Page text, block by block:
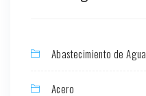
Abastecimiento de Agua
Acero